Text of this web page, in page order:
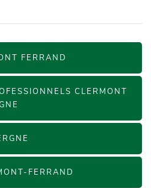
FERRAND
CLERMONT
FERRAND